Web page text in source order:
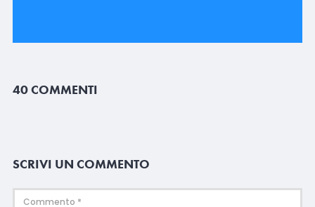
40 COMMENTI
SCRIVI UN COMMENTO